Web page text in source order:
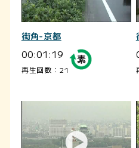
街角-京都
00:01:19
再生回数：21